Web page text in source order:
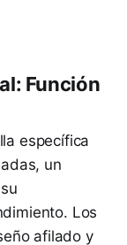
Función
específica
un
Los
afilado y